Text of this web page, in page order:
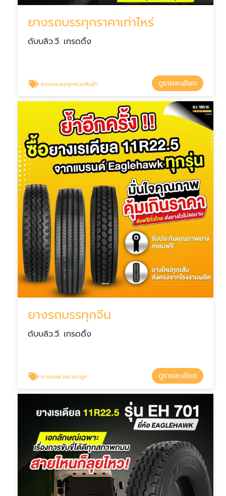
ยางรถบรรทุกราคาเท่าไหร่
ดับบลิว.วี. เทรดดิ้ง
ยางรถบรรทุกพ่วงสินค้า ดูรายละเอียด
ยางรถบรรทุกจีน
ดับบลิว.วี. เทรดดิ้ง
ยางรถพ่วงราคาถูก ดูรายละเอียด